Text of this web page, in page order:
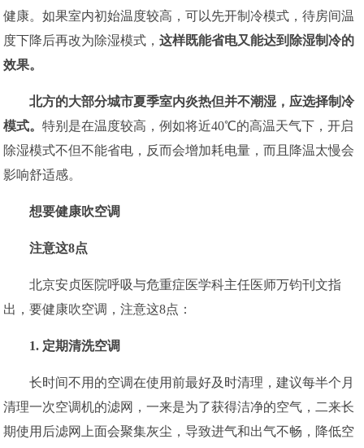
健康。如果室内初始温度较高，可以先开制冷模式，待房间温
度下降后再改为除湿模式，这样既能省电又能达到除湿制冷的
效果。
北方的大部分城市夏季室内炎热但并不潮湿，应选择制冷
模式。特别是在温度较高，例如将近40℃的高温天气下，开启
除湿模式不但不能省电，反而会增加耗电量，而且降温太慢会
影响舒适感。
想要健康吹空调
注意这8点
北京安贞医院呼吸与危重症医学科主任医师万钧刊文指
出，要健康吹空调，注意这8点：
1. 定期清洗空调
长时间不用的空调在使用前最好及时清理，建议每半个月
清理一次空调机的滤网，一来是为了获得洁净的空气，二来长
期使用后滤网上面会聚集灰尘，导致进气和出气不畅，降低空